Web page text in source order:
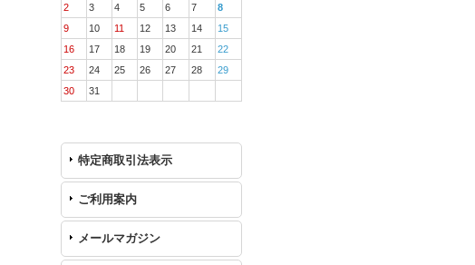
2
3 4 5 6 7
8
9
10 11 12 13 14
15
16
17 18 19 20 21
22
23
24 25 26 27 28
29
30
31
特定商取引法表示
ご利用案内
メールマガジン